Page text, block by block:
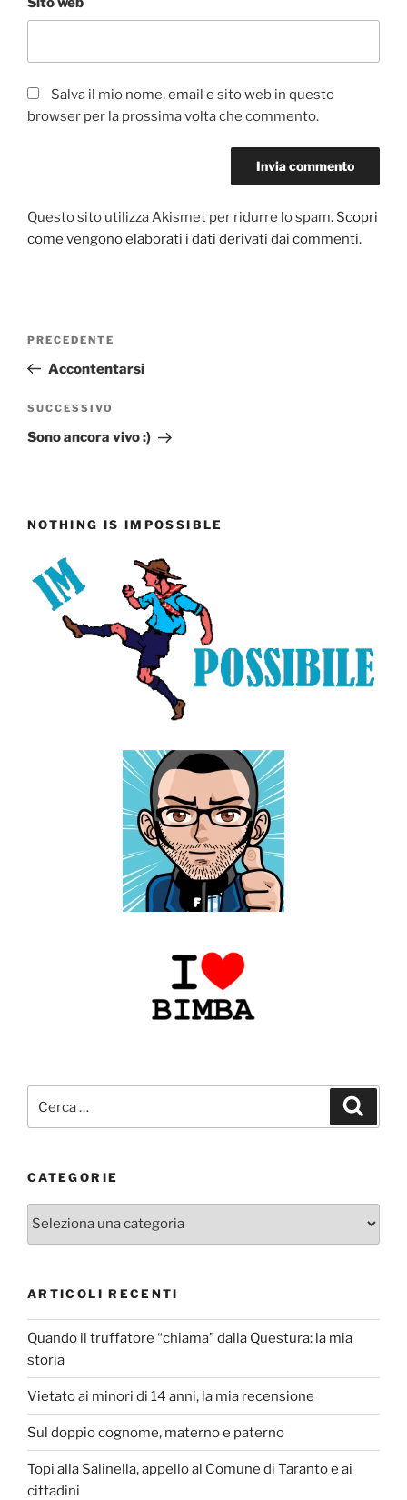
Salva il mio nome, email e sito web in questo
browser per la prossima volta che commento.
Questo sito utilizza Akismet per ridurre lo spam. Scopri
come vengono elaborati i dati derivati dai commenti.
Articolo
precedente:
PRECEDENTE
Accontentarsi
Articolo
successivo
SUCCESSIVO
Sono ancora vivo :)
NOTHING IS IMPOSSIBLE
CATEGORIE
Categorie
ARTICOLI RECENTI
Quando il truffatore “chiama” dalla Questura: la mia
storia
Vietato ai minori di 14 anni, la mia recensione
Sul doppio cognome, materno e paterno
Topi alla Salinella, appello al Comune di Taranto e ai
cittadini